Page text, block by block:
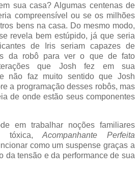
sua casa? Algumas centenas de
compreensível ou se os milhões
bens na casa. Do mesmo modo,
revela bem estúpido, já que seria
de Iris seriam capazes de
da robô para ver o que de fato
que Josh fez em sua
não faz muito sentido que Josh
a programação desses robôs, mas
de onde estão seus componentes
em trabalhar noções familiares
tóxica,Acompanhante Perfeita
como um suspense graças a
da tensão e da performance de sua